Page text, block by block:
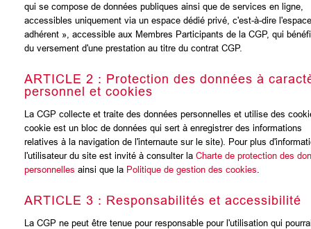
qui se compose de données publiques ainsi que de services en ligne,
accessibles uniquement via un espace dédié privé, c'est-à-dire
adhérent », accessible aux Membres Participants de la CGP, qui
du versement d'une prestation au titre du contrat CGP.
ARTICLE 2 : Protection des données à
personnel et cookies
La CGP collecte et traite des données personnelles et utilise des
cookie est un bloc de données qui sert à enregistrer des informations
relatives à la navigation de l'internaute sur le site). Pour plus
l'utilisateur du site est invité à consulter la Charte de protection des
personnelles ainsi que la Politique de gestion des cookies
ARTICLE 3 : Responsabilités et accessibilité
La CGP ne peut être tenue pour responsable pour l'utilisation qui